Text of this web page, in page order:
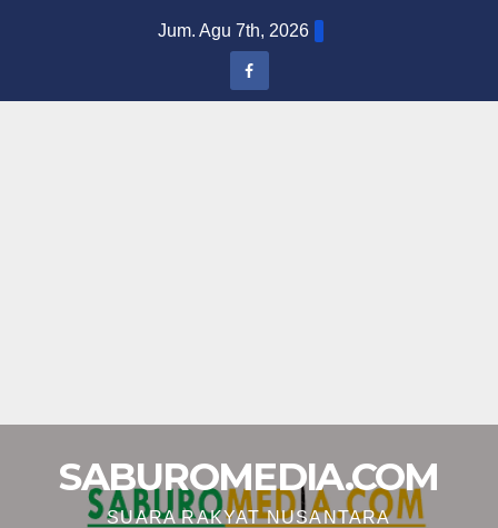
Jum. Agu 7th, 2026
SABUROMEDIA.COM
SUARA RAKYAT NUSANTARA